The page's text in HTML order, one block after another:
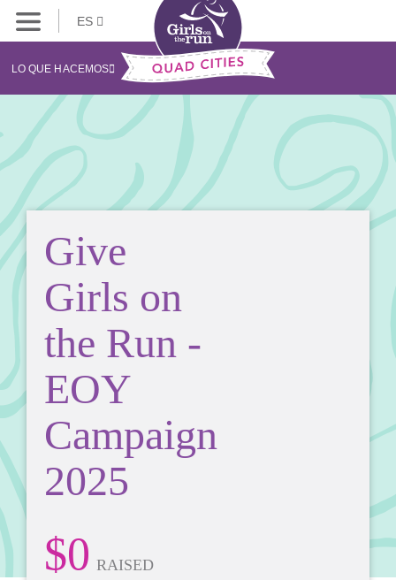
ES
LO QUE HACEMOS
Give
Girls on
the Run -
EOY
Campaign
2025
$0 RAISED